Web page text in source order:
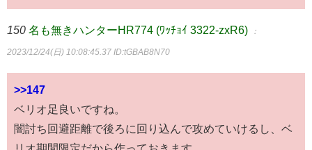
150 名も無きハンターHR774 (ﾜｯﾁｮｲ 3322-zxR6) ：
2023/12/24(日) 10:08:45.37 ID:tGBAB8N70
>>147
ベリオ足良いですね。
闇討ち回避距離で後ろに回り込んで攻めていけるし、ベ